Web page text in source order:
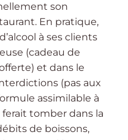
son
En pratique,
à ses clients
(cadeau de
et dans le
(pas aux
assimilable à
ferait tomber dans la
de boissons,